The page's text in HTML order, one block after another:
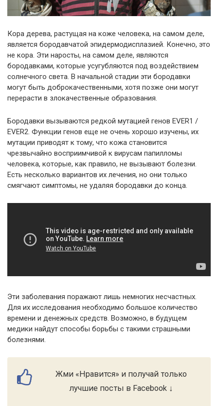
Кора дерева, растущая на коже человека, на самом деле,
является бородавчатой эпидермодисплазией. Конечно, это
не кора. Эти наросты, на самом деле, являются
бородавками, которые усугубляются под воздействием
солнечного света. В начальной стадии эти бородавки
могут быть доброкачественными, хотя позже они могут
перерасти в злокачественные образования.
Бородавки вызываются редкой мутацией генов EVER1 /
EVER2. Функции генов еще не очень хорошо изучены, их
мутации приводят к тому, что кожа становится
чрезвычайно восприимчивой к вирусам папилломы
человека, которые, как правило, не вызывают болезни.
Есть несколько вариантов их лечения, но они только
смягчают симптомы, не удаляя бородавки до конца.
Эти заболевания поражают лишь немногих несчастных.
Для их исследования необходимо большое количество
времени и денежных средств. Возможно, в будущем
медики найдут способы борьбы с такими страшными
болезнями.
Жми «Нравится» и получай только
лучшие посты в Facebook ↓